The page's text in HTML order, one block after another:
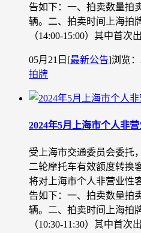
告如下：一、拍卖数量拍
辆。二、拍卖时间上海拍
（14:00-15:00）其中首次
05月21日 [最新公告]浏览
拍牌
2024年5月上海市个人非
受上海市交通委员会委托
二轮摩托车有效额度转换
将对上海市个人非营业性
告如下：一、拍卖数量拍
辆。二、拍卖时间上海拍
（10:30-11:30）其中首次